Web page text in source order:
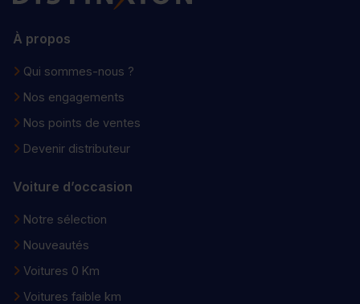
À propos
Qui sommes-nous ?
Nos engagements
Nos points de ventes
Devenir distributeur
Voiture d’occasion
Notre sélection
Nouveautés
Voitures 0 Km
Voitures faible km